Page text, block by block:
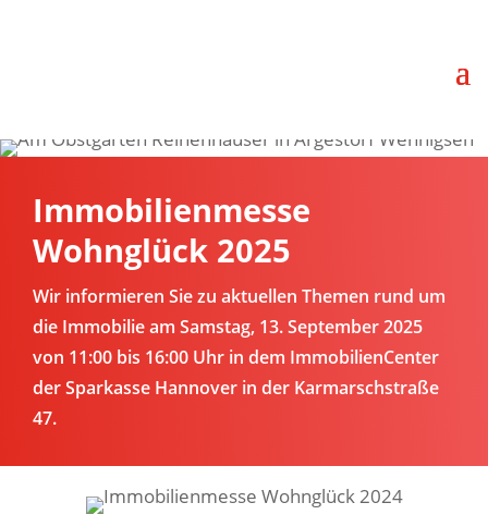
Immobilienmesse
Wohnglück 2025
Wir informieren Sie zu aktuellen Themen rund um
die Immobilie am Samstag, 13. September 2025
von 11:00 bis 16:00 Uhr in dem ImmobilienCenter
der Sparkasse Hannover in der Karmarschstraße
47.